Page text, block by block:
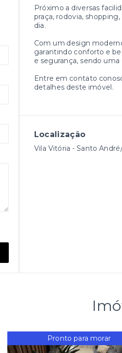
Próximo a diversas
praça, rodovia,
dia.
Com um design
garantindo conforto e
e segurança, sendo
Entre em contato
detalhes deste imóvel.
Localização
Vila Vitória - Santo
Pronto para morar